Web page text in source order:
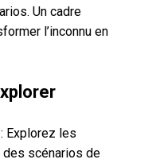
Un cadre
l’inconnu en
: Explorez les
des scénarios de